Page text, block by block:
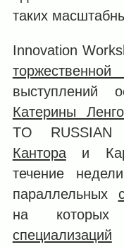
таких
Innovation
выступлений
Катерины
TO RUSSIAN
Кантораи
течение
параллельных
на
специализаций